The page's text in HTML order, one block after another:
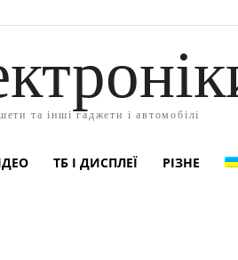
та інші гаджети і автомобілі
ТБ І ДИСПЛЕЇ РІЗНЕ